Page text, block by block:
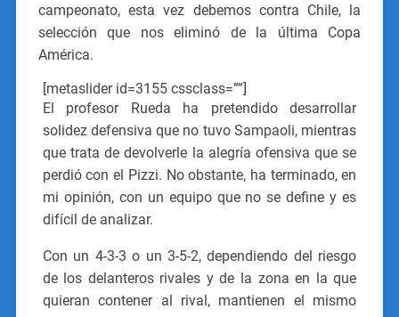
campeonato, esta vez debemos contra Chile, la
selección que nos eliminó de la última Copa
América.
[metaslider id=3155 cssclass=””]
El profesor Rueda ha pretendido desarrollar
solidez defensiva que no tuvo Sampaoli, mientras
que trata de devolverle la alegría ofensiva que se
perdió con el Pizzi. No obstante, ha terminado, en
mi opinión, con un equipo que no se define y es
difícil de analizar.
Con un 4-3-3 o un 3-5-2, dependiendo del riesgo
de los delanteros rivales y de la zona en la que
quieran contener al rival, mantienen el mismo